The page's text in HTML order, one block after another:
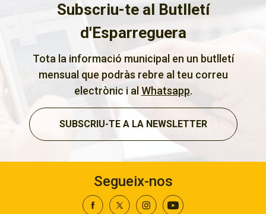
Subscriu-te al Butlletí
d'Esparreguera
Tota la informació municipal en un butlletí
mensual que podràs rebre al teu correu
electrònic i al Whatsapp.
SUBSCRIU-TE A LA NEWSLETTER
Segueix-nos